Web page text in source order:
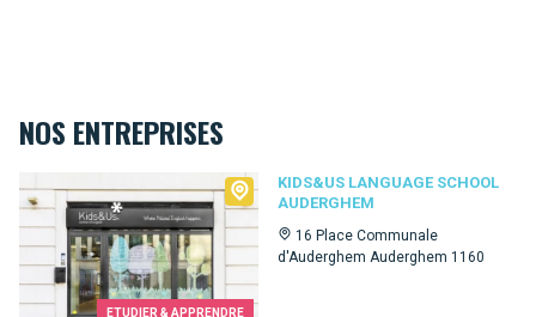
NOS ENTREPRISES
ETUDIER & APPRENDRE
KIDS&US LANGUAGE SCHOOL
AUDERGHEM
16 Place Communale
d'Auderghem Auderghem 1160
Kids&Us language school Auderghem